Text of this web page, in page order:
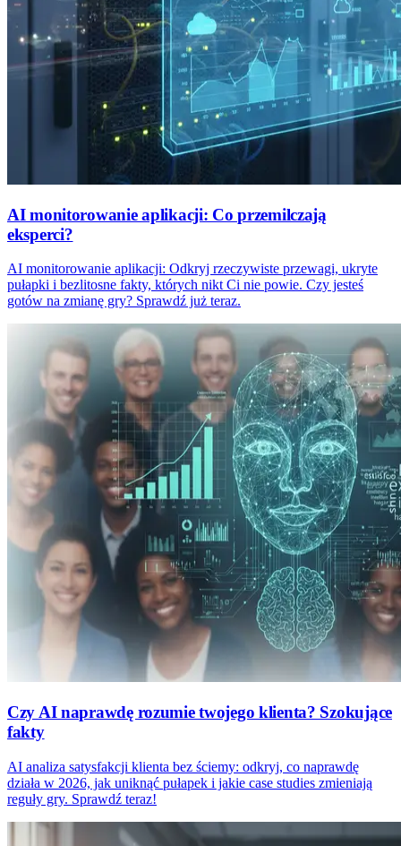
AI monitorowanie aplikacji: Co przemilczają
eksperci?
AI monitorowanie aplikacji: Odkryj rzeczywiste przewagi, ukryte
pułapki i bezlitosne fakty, których nikt Ci nie powie. Czy jesteś
gotów na zmianę gry? Sprawdź już teraz.
Czy AI naprawdę rozumie twojego klienta? Szokujące
fakty
AI analiza satysfakcji klienta bez ściemy: odkryj, co naprawdę
działa w 2026, jak uniknąć pułapek i jakie case studies zmieniają
reguły gry. Sprawdź teraz!